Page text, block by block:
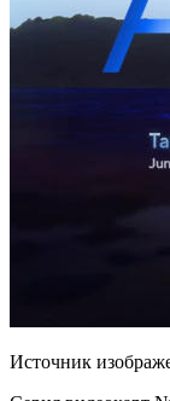
Источник